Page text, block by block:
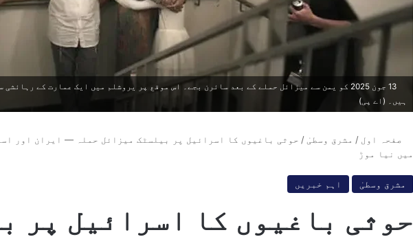
13 جون 2025 کو یمن سے میزائل حملے کے بعد سائرن بجے۔ اس موقع پر یروشلم میں ایک عمارت کے
ہیں۔ (اے پی)
صفحہ اول / مشرق وسطیٰ / حوثی باغیوں کا اسرائیل پر بیلسٹک میزائل حملہ — ایران اور
میں نیا موڑ
مشرق وسطیٰ اہم خبریں
حوثی باغیوں کا اسرائیل پر